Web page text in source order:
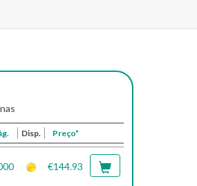
Disp. Preço*
€144.93